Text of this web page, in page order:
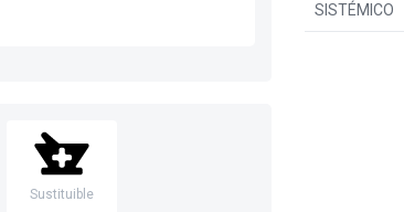
SISTÉMICO
Sustituible